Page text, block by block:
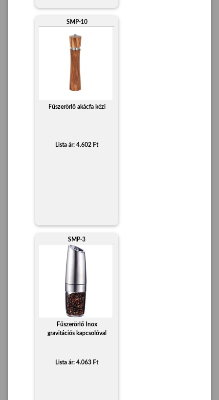
SMP-10
Fűszerörlő akácfa kézi
Lista ár: 4.602 Ft
SMP-3
Fűszerörlő Inox
gravitációs kapcsolóval
Lista ár: 4.063 Ft